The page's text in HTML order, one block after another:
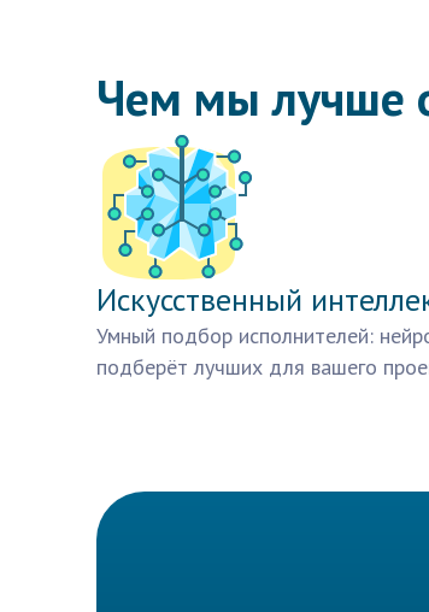
Чем мы лучше
Искусственный
Умный подбор исполнителей:
подберёт лучших для вашего